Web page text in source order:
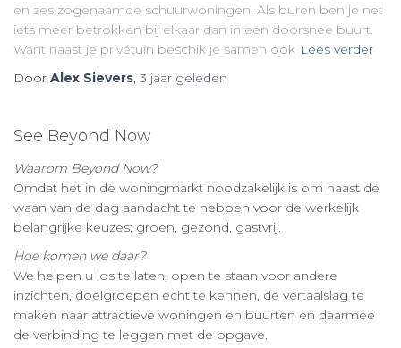
en zes zogenaamde schuurwoningen. Als buren ben je net
iets meer betrokken bij elkaar dan in een doorsnee buurt.
Want naast je privétuin beschik je samen ook Lees verder
Door Alex Sievers, 3 jaar geleden
See Beyond Now
Waarom Beyond Now?
Omdat het in de woningmarkt noodzakelijk is om naast de
waan van de dag aandacht te hebben voor de werkelijk
belangrijke keuzes: groen, gezond, gastvrij.
Hoe komen we daar?
We helpen u los te laten, open te staan voor andere
inzichten, doelgroepen echt te kennen, de vertaalslag te
maken naar attractieve woningen en buurten en daarmee
de verbinding te leggen met de opgave.